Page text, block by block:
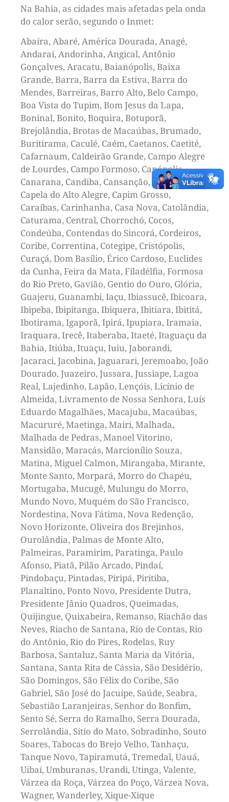
Na Bahia, as cidades mais afetadas pela onda
do calor serão, segundo o Inmet:
Abaíra, Abaré, América Dourada, Anagé,
Andaraí, Andorinha, Angical, Antônio
Gonçalves, Aracatu, Baianópolis, Baixa
Grande, Barra, Barra da Estiva, Barra do
Mendes, Barreiras, Barro Alto, Belo Campo,
Boa Vista do Tupim, Bom Jesus da Lapa,
Boninal, Bonito, Boquira, Botuporã,
Brejolândia, Brotas de Macaúbas, Brumado,
Buritirama, Caculé, Caém, Caetanos, Caetité,
Cafarnaum, Caldeirão Grande, Campo Alegre
de Lourdes, Campo Formoso, Canápolis,
Canarana, Candiba, Cansanção, Canudos,
Capela do Alto Alegre, Capim Grosso,
Caraíbas, Carinhanha, Casa Nova, Catolândia,
Caturama, Central, Chorrochó, Cocos,
Condeúba, Contendas do Sincorá, Cordeiros,
Coribe, Correntina, Cotegipe, Cristópolis,
Curaçá, Dom Basílio, Érico Cardoso, Euclides
da Cunha, Feira da Mata, Filadélfia, Formosa
do Rio Preto, Gavião, Gentio do Ouro, Glória,
Guajeru, Guanambi, Iaçu, Ibiassucê, Ibicoara,
Ibipeba, Ibipitanga, Ibiquera, Ibitiara, Ibititá,
Ibotirama, Igaporã, Ipirá, Ipupiara, Iramaia,
Iraquara, Irecê, Itaberaba, Itaeté, Itaguaçu da
Bahia, Itiúba, Ituaçu, Iuiu, Jaborandi,
Jacaraci, Jacobina, Jaguarari, Jeremoabo, João
Dourado, Juazeiro, Jussara, Jussiape, Lagoa
Real, Lajedinho, Lapão, Lençóis, Licínio de
Almeida, Livramento de Nossa Senhora, Luís
Eduardo Magalhães, Macajuba, Macaúbas,
Macururé, Maetinga, Mairi, Malhada,
Malhada de Pedras, Manoel Vitorino,
Mansidão, Maracás, Marcionílio Souza,
Matina, Miguel Calmon, Mirangaba, Mirante,
Monte Santo, Morpará, Morro do Chapéu,
Mortugaba, Mucugê, Mulungu do Morro,
Mundo Novo, Muquém do São Francisco,
Nordestina, Nova Fátima, Nova Redenção,
Novo Horizonte, Oliveira dos Brejinhos,
Ourolândia, Palmas de Monte Alto,
Palmeiras, Paramirim, Paratinga, Paulo
Afonso, Piatã, Pilão Arcado, Pindaí,
Pindobaçu, Pintadas, Piripá, Piritiba,
Planaltino, Ponto Novo, Presidente Dutra,
Presidente Jânio Quadros, Queimadas,
Quijingue, Quixabeira, Remanso, Riachão das
Neves, Riacho de Santana, Rio de Contas, Rio
do Antônio, Rio do Pires, Rodelas, Ruy
Barbosa, Santaluz, Santa Maria da Vitória,
Santana, Santa Rita de Cássia, São Desidério,
São Domingos, São Félix do Coribe, São
Gabriel, São José do Jacuípe, Saúde, Seabra,
Sebastião Laranjeiras, Senhor do Bonfim,
Sento Sé, Serra do Ramalho, Serra Dourada,
Serrolândia, Sítio do Mato, Sobradinho, Souto
Soares, Tabocas do Brejo Velho, Tanhaçu,
Tanque Novo, Tapiramutá, Tremedal, Uauá,
Uibaí, Umburanas, Urandi, Utinga, Valente,
Várzea da Roça, Várzea do Poço, Várzea Nova,
Wagner, Wanderley, Xique-Xique